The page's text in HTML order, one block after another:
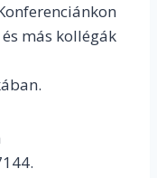
más kollégák